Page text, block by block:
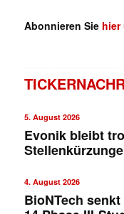
Abonnieren Sie hier
5. August 2026
Evonik bleibt
4. August 2026
BioNTech